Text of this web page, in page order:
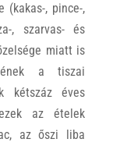
(kakas-, pince-,
, szarvas- és
miatt is
a tiszai
kétszáz éves
az ételek
az őszi liba